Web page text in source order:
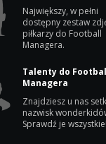
Największy, w pełni
dostępny zestaw
piłkarzy do Football
Managera.
Talenty do
Managera
Znajdziesz u nas
nazwisk
Sprawdź je